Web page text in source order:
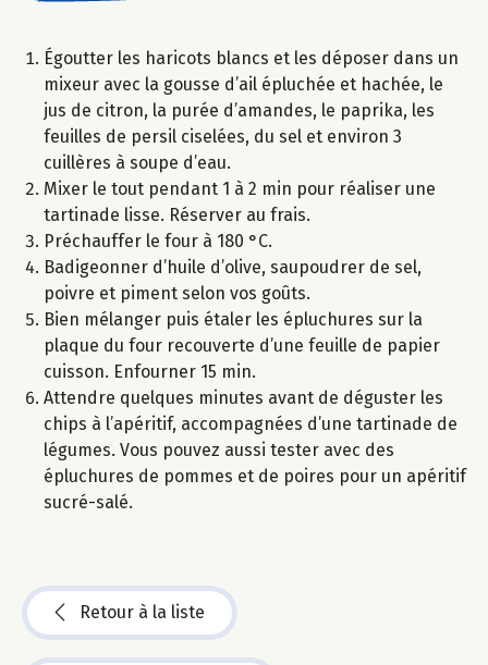
Égoutter les haricots blancs et les déposer dans un
mixeur avec la gousse d’ail épluchée et hachée, le
jus de citron, la purée d’amandes, le paprika, les
feuilles de persil ciselées, du sel et environ 3
cuillères à soupe d’eau.
Mixer le tout pendant 1 à 2 min pour réaliser une
tartinade lisse. Réserver au frais.
Préchauffer le four à 180 °C.
Badigeonner d’huile d’olive, saupoudrer de sel,
poivre et piment selon vos goûts.
Bien mélanger puis étaler les épluchures sur la
plaque du four recouverte d’une feuille de papier
cuisson. Enfourner 15 min.
Attendre quelques minutes avant de déguster les
chips à l’apéritif, accompagnées d’une tartinade de
légumes. Vous pouvez aussi tester avec des
épluchures de pommes et de poires pour un apéritif
sucré-salé.
Retour à la liste